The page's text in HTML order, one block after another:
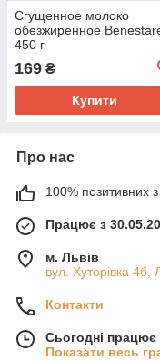
Сгущенное молоко
обезжиренное
450 г
169 ₴
Купити
Про нас
100% позитивних з
Працює з
м. Львів
вул. Хуторівка 4б,
Контакти
Сьогодні працює
Показати весь